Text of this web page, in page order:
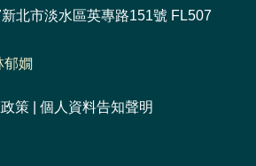
北市淡水區英專路151號 FL507
郁嫺
策 個人資料告知聲明